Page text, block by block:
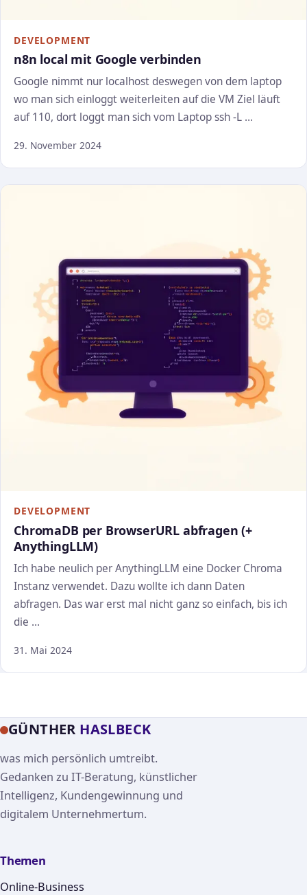
DEVELOPMENT
n8n local mit Google verbinden
Google nimmt nur localhost deswegen von dem laptop
wo man sich einloggt weiterleiten auf die VM Ziel läuft
auf 110, dort loggt man sich vom Laptop ssh -L …
29. November 2024
DEVELOPMENT
ChromaDB per BrowserURL abfragen (+
AnythingLLM)
Ich habe neulich per AnythingLLM eine Docker Chroma
Instanz verwendet. Dazu wollte ich dann Daten
abfragen. Das war erst mal nicht ganz so einfach, bis ich
die …
31. Mai 2024
GÜNTHER HASLBECK
was mich persönlich umtreibt.
Gedanken zu IT-Beratung, künstlicher
Intelligenz, Kundengewinnung und
digitalem Unternehmertum.
Themen
Online-Business